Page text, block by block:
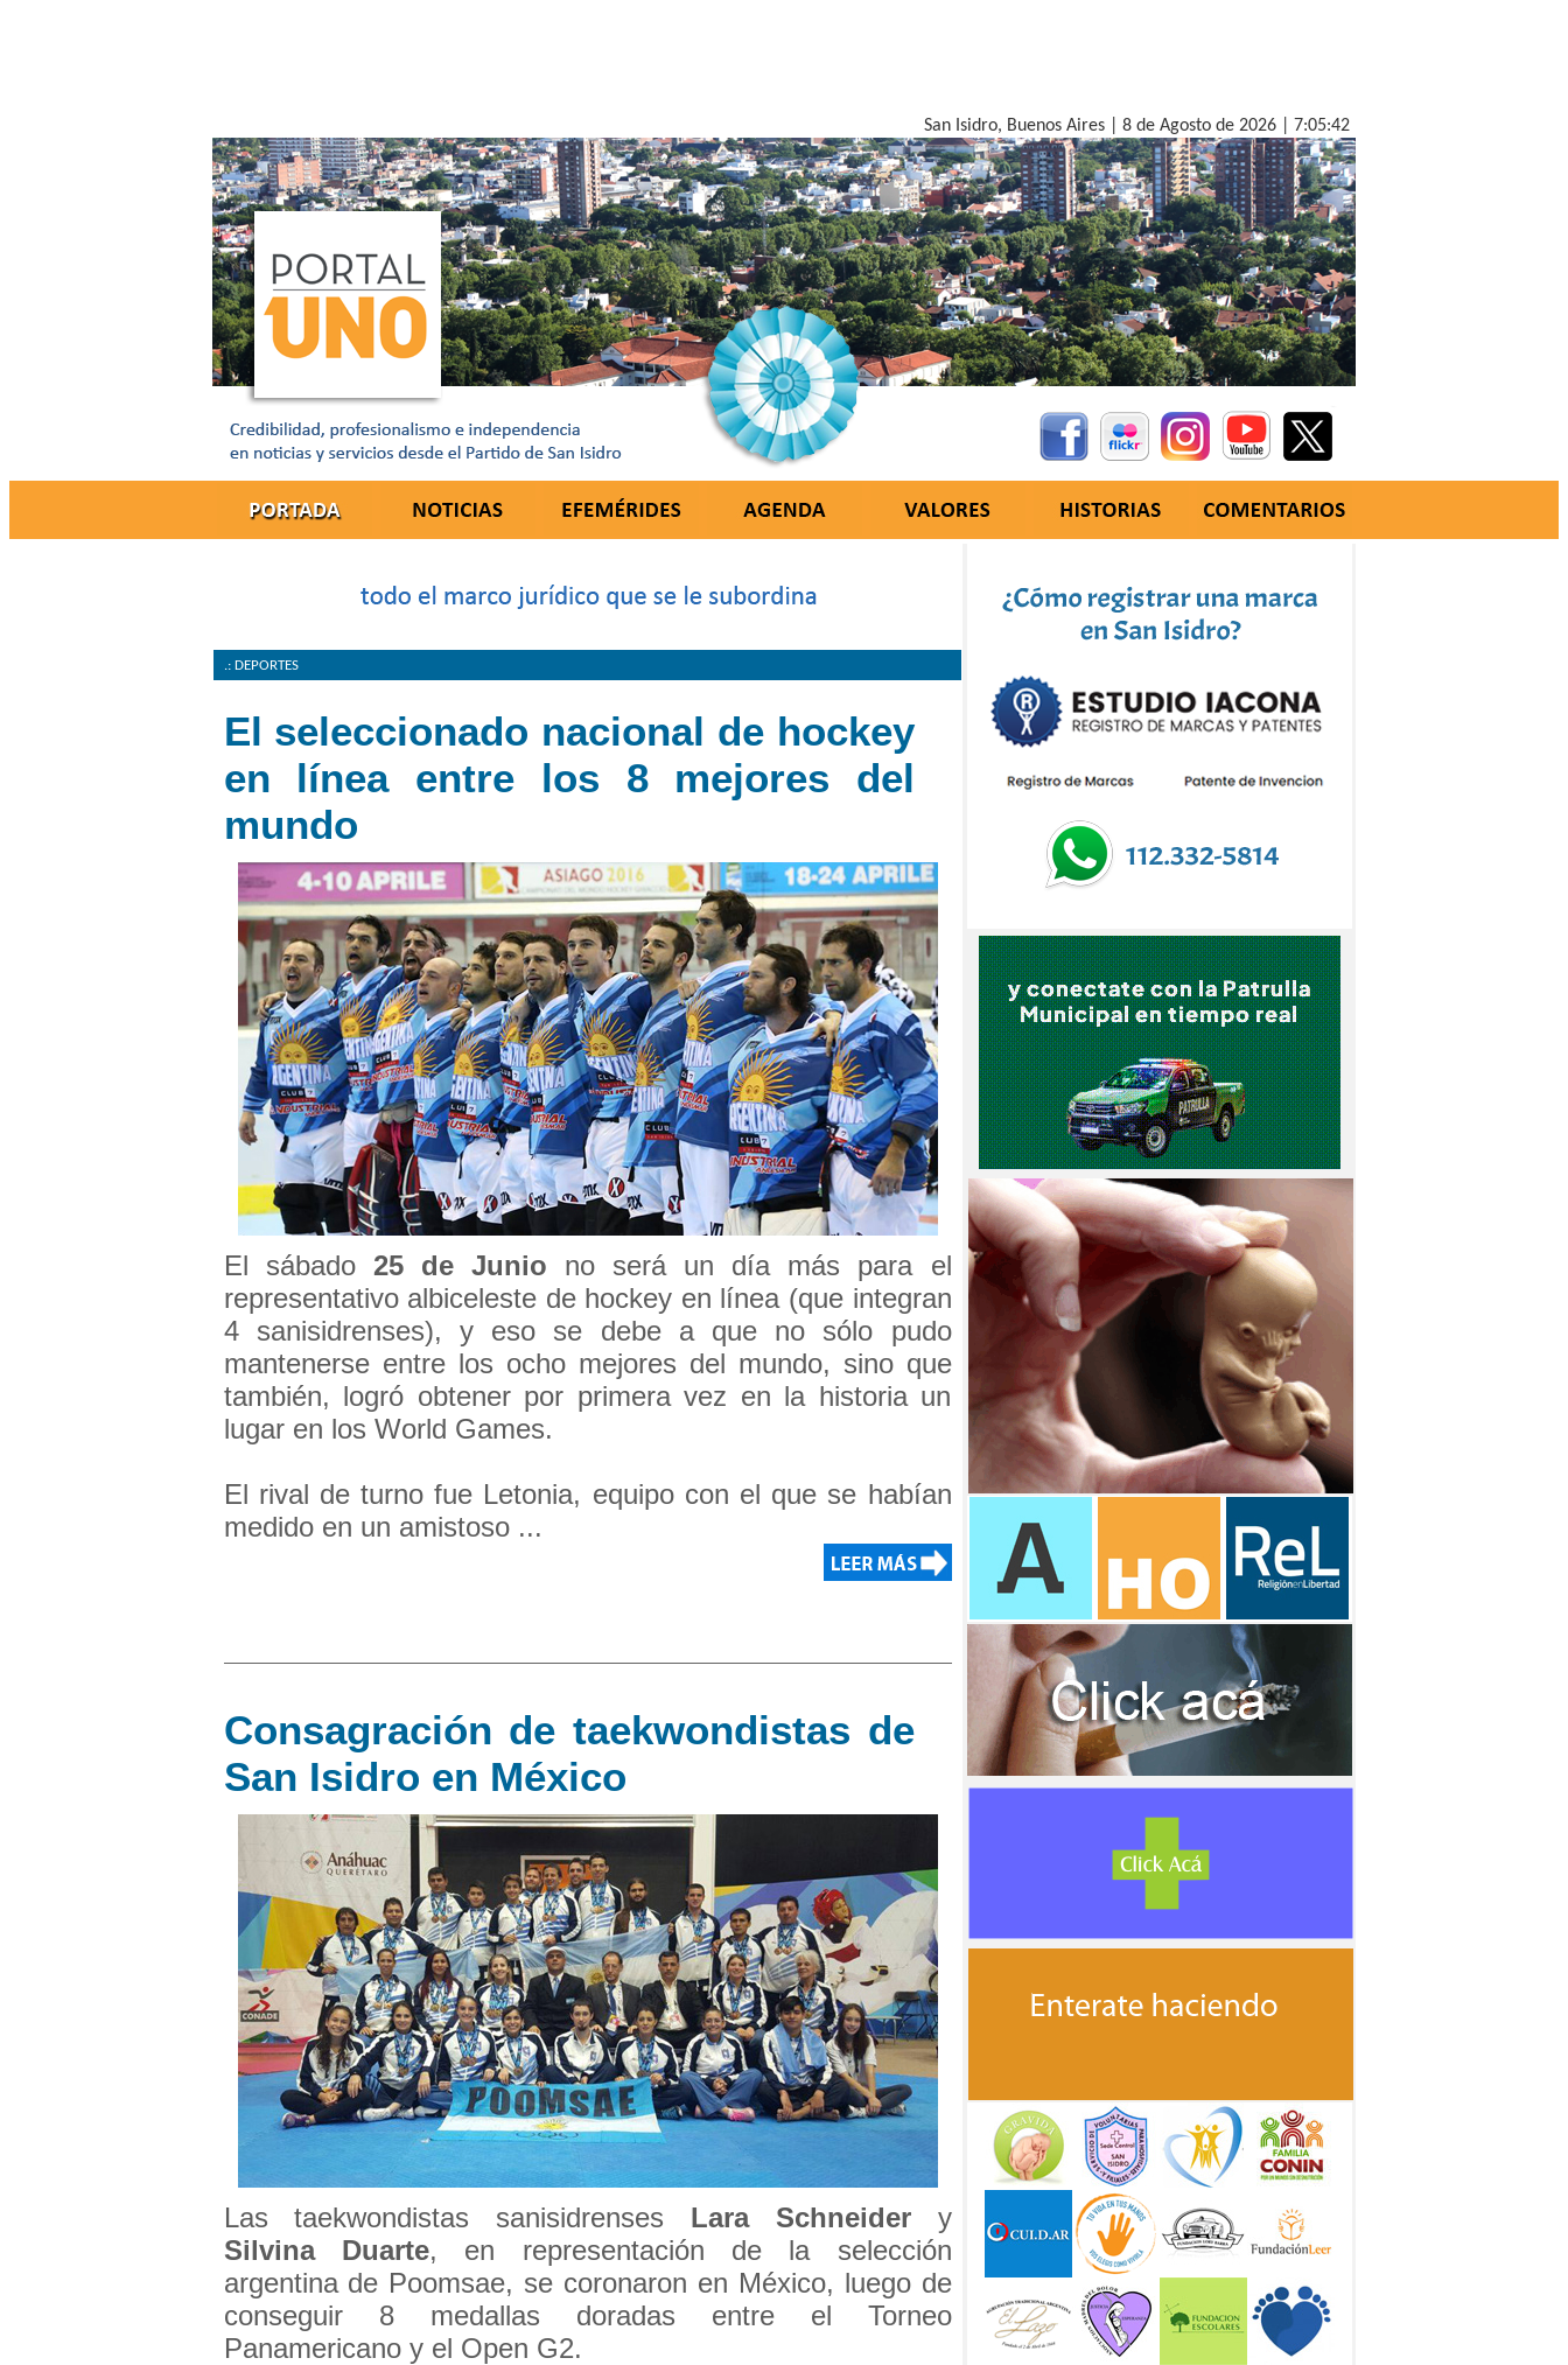
San Isidro, Buenos Aires | 8 de Agosto de 2026 | 7:05:44
.: DEPORTES
El seleccionado nacional de hockey
en línea entre los 8 mejores del
mundo
El sábado 25 de Junio no será un día más para el
representativo albiceleste de hockey en línea (que integran
4 sanisidrenses), y eso se debe a que no sólo pudo
mantenerse entre los ocho mejores del mundo, sino que
también, logró obtener por primera vez en la historia un
lugar en los World Games.
El rival de turno fue Letonia, equipo con el que se habían
medido en un amistoso ...
Consagración de taekwondistas de
San Isidro en México
Las taekwondistas sanisidrenses Lara Schneidery
Silvina Duarte, en representación de la selección
argentina de Poomsae, se coronaron en México, luego de
conseguir 8 medallas doradas entre el Torneo
Panamericano y el Open G2.